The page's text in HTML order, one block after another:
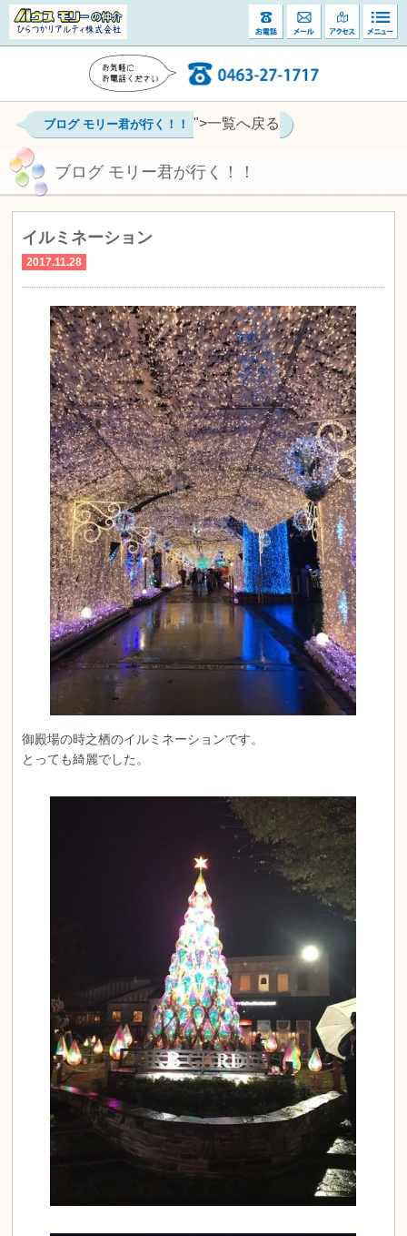
ブログ モリー君が行く！！ ">一覧へ戻る
ブログ モリー君が行く！！
イルミネーション
2017.11.28
御殿場の時之栖のイルミネーションです。
とっても綺麗でした。